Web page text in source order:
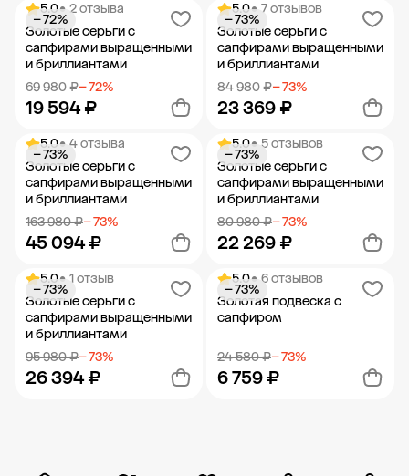
Добавить в корзину Добавить в корзину
5.0• 2 отзыва
Золотые серьги с
сапфирами выращенными
и бриллиантами
69 980 ₽− 72%
19 594 ₽
− 72%
Добавить в корзину
5.0• 7 отзывов
Золотые серьги с
сапфирами выращенными
и бриллиантами
84 980 ₽− 73%
23 369 ₽
− 73%
Добавить в корзину
5.0• 4 отзыва
Золотые серьги с
сапфирами выращенными
и бриллиантами
163 980 ₽− 73%
45 094 ₽
− 73%
Добавить в корзину
5.0• 5 отзывов
Золотые серьги с
сапфирами выращенными
и бриллиантами
80 980 ₽− 73%
22 269 ₽
− 73%
Добавить в корзину
5.0• 1 отзыв
Золотые серьги с
сапфирами выращенными
и бриллиантами
95 980 ₽− 73%
26 394 ₽
− 73%
5.0• 6 отзывов
Золотая подвеска с
сапфиром
24 580 ₽− 73%
6 759 ₽
− 73%